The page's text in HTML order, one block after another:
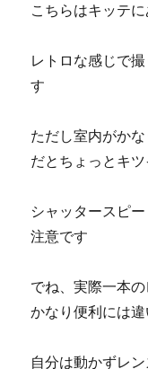
こちらはキッテ
レトロな感じで
す
ただし室内がか
だとちょっとキ
シャッタースピ
注意です
でね、実際一本
かなり便利には
自分は動かずレ